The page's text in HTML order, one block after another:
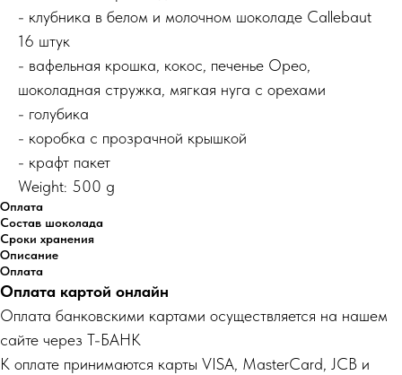
- клубника в белом и молочном шоколаде Callebaut
16 штук
- вафельная крошка, кокос, печенье Орео,
шоколадная стружка, мягкая нуга с орехами
- голубика
- коробка с прозрачной крышкой
- крафт пакет
Weight: 500 g
Оплата
Состав шоколада
Сроки хранения
Описание
Оплата
Оплата картой онлайн
Оплата банковскими картами осуществляется на нашем
сайте через Т-БАНК
К оплате принимаются карты VISA, MasterCard, JCB и